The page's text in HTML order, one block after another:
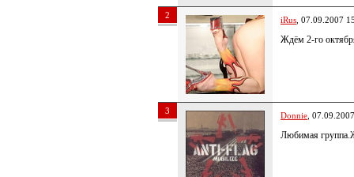
2 iRus , 07.09.2007
Ждём 2-го
3 Donnie ,
Любимая